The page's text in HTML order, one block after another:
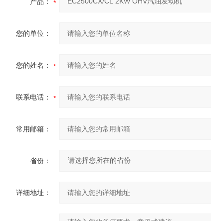
您的单位：
您的姓名：
联系电话：
常用邮箱：
省份：
详细地址：